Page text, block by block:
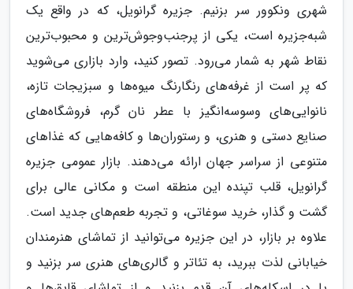
شهری ونکوور سر بزنیم. جزیره گرانویل، که در واقع یک
شبه‌جزیره است، یکی از پرجنب‌وجوش‌ترین و محبوب‌ترین
نقاط شهر به شمار می‌رود. تصور کنید، وارد بازاری می‌شوید
که پر است از غرفه‌های رنگارنگ میوه‌ها و سبزیجات تازه،
نانوایی‌های وسوسه‌انگیز با عطر نان گرم، فروشگاه‌های
صنایع دستی و هنری، و رستوران‌ها و کافه‌هایی که غذاهای
متنوعی از سراسر جهان ارائه می‌دهند. بازار عمومی جزیره
گرانویل، قلب تپنده این منطقه است و مکانی عالی برای
گشت و گذار، خرید سوغاتی، و تجربه طعم‌های جدید است.
علاوه بر بازار، در این جزیره می‌توانید از تماشای هنرمندان
خیابانی لذت ببرید، به تئاتر و گالری‌های هنری سر بزنید و